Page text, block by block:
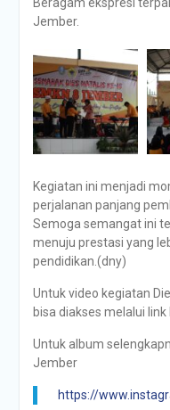
Jember.
Kegiatan ini menjadi
perjalanan panjang
Semoga semangat ini
menuju prestasi yang
pendidikan.(dny)
Untuk video kegiatan
bisa diakses melalui link
Untuk album
Jember
https://